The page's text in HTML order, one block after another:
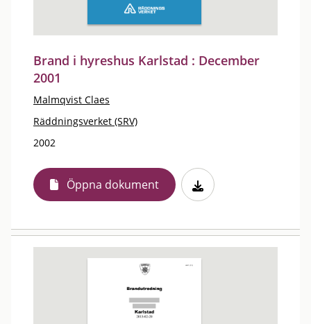
Brand i hyreshus Karlstad : December
2001
Malmqvist Claes
Räddningsverket (SRV)
2002
Öppna dokument